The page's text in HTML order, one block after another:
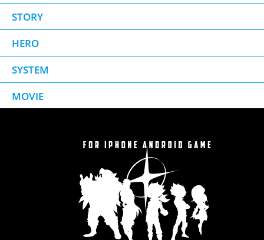
STORY
HERO
SYSTEM
MOVIE